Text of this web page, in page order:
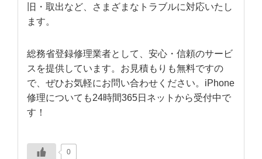
旧・取出など、さまざまなトラブルに対応いたし
ます。
総務省登録修理業者として、安心・信頼のサービ
スを提供しています。お見積もりも無料ですの
で、ぜひお気軽にお問い合わせください。iPhone
修理についても24時間365日ネットから受付中で
す！
0